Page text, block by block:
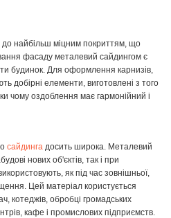
до найбільш міцним покриттям, що
фасаду металевий сайдингом є
будинок. Для оформлення карнизів,
добірні елементи, виготовлені з того
чому оздоблення має гармонійний і
сайдинга досить широка. Металевий
нових об'єктів, так і при
як під час зовнішньої,
Цей матеріал користується
котеджів, обробці громадських
кафе і промислових підприємств.